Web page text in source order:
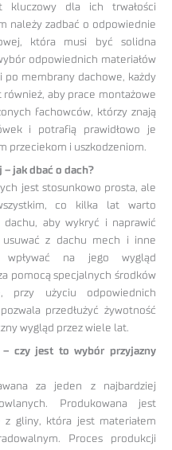
kluczowy dla ich trwałości
należy zadbać o odpowiednie
która musi być solidna
odpowiednich materiałów
po membrany dachowe, każdy
aby prace montażowe
fachowców, którzy znają
i potrafią prawidłowo je
przeciekom i uszkodzeniom.
– jak dbać o dach?
jest stosunkowo prosta, ale
co kilka lat warto
dachu, aby wykryć i naprawić
usuwać z dachu mech i inne
wpływać na jego wygląd
pomocą specjalnych środków
przy użyciu odpowiednich
przedłużyć żywotność
wygląd przez wiele lat.
– czy jest to wybór przyjazny
za jeden z najbardziej
Produkowana jest
z gliny, która jest materiałem
Proces produkcji